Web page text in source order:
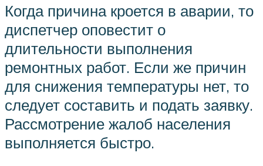
Когда причина кроется в аварии, то
диспетчер оповестит о
длительности выполнения
ремонтных работ. Если же причин
для снижения температуры нет, то
следует составить и подать заявку.
Рассмотрение жалоб населения
выполняется быстро.